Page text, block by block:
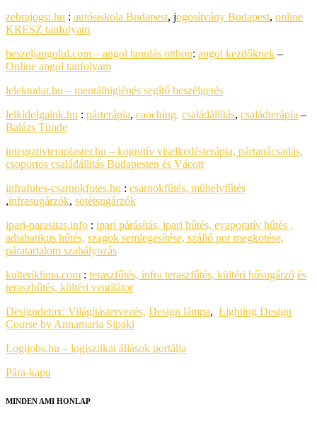
zebrajogsi.hu : autósiskola Budapest, jogosítvány Budapest, online
KRESZ tanfolyam
beszeljangolul.com – angol tanulás otthon: angol kezdőknek –
Online angol tanfolyam
lelektudat.hu – mentálhigiénés segítő beszélgetés
lelkidolgaink.hu : párterápia, caoching, családállítás, családterápia –
Balázs Tünde
integrativterapiaster.hu – kognitív viselkedésterápia, pártanácsadás,
csoportos családállítás Budapesten és Vácott
infrafutes-csarnokfutes.hu : csarnokfűtés, műhelyfűtés
,infrasugárzók, sötétsugárzók
ipari-parasitas.info : ipari párásítás, ipari hűtés, evaporatív hűtés ,
adiabatikus hűtés, szagok semlegesítése, szálló por megkötése,
páratartalom szabályozás
kulteriklima.com : teraszfűtés, infra teraszfűtés, kültéri hősugárzó és
teraszhűtés, kültéri ventilátor
Designdetox: Világítástervezés, Design lámpa, Lighting Design
Course by Annamaria Sipaki
Logijobs.hu – logisztikai állások portálja
Pára-kapu
MINDEN AMI HONLAP